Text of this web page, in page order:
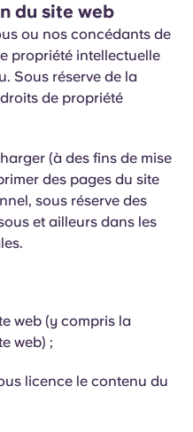
du site web
ou nos concédants de
propriété intellectuelle
Sous réserve de la
de propriété
(à des fins de mise
des pages du site
sous réserve des
et ailleurs dans les
web (y compris la
web) ;
licence le contenu du